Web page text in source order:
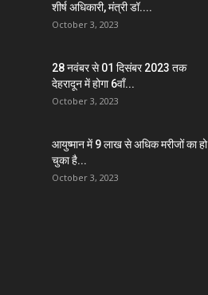
शीर्ष अधिकारी, मंत्री डॉ....
October 3, 2023
28 नवंबर से 01 दिसंबर 2023 तक
देहरादून में होगा 6वाँ...
October 3, 2023
आयुष्मान में 9 लाख से अधिक मरीजों का हो
चुका है...
October 3, 2023